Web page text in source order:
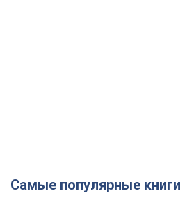
Самые популярные книги